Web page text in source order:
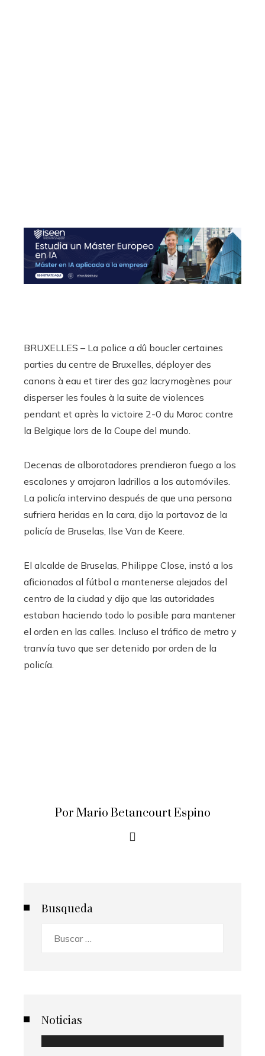
BRUXELLES – La police a dû boucler certaines
parties du centre de Bruxelles, déployer des
canons à eau et tirer des gaz lacrymogènes pour
disperser les foules à la suite de violences
pendant et après la victoire 2-0 du Maroc contre
la Belgique lors de la Coupe del mundo.
Decenas de alborotadores prendieron fuego a los
escalones y arrojaron ladrillos a los automóviles.
La policía intervino después de que una persona
sufriera heridas en la cara, dijo la portavoz de la
policía de Bruselas, Ilse Van de Keere.
El alcalde de Bruselas, Philippe Close, instó a los
aficionados al fútbol a mantenerse alejados del
centro de la ciudad y dijo que las autoridades
estaban haciendo todo lo posible para mantener
el orden en las calles. Incluso el tráfico de metro y
tranvía tuvo que ser detenido por orden de la
policía.
Por Mario Betancourt Espino
Busqueda
Noticias